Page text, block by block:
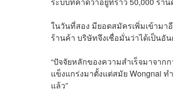
ในวันที่สอง มียอดสมัครเพิ่มเข้ามา
ร้านค้า บริษัทจึงเชื่อมั่นว่าได้เป็นอั
“ปัจจัยหลักของความสำเร็จมาจา
แข็งแกร่งมาตั้งแต่สมัย Wongnai ท
แล้ว”